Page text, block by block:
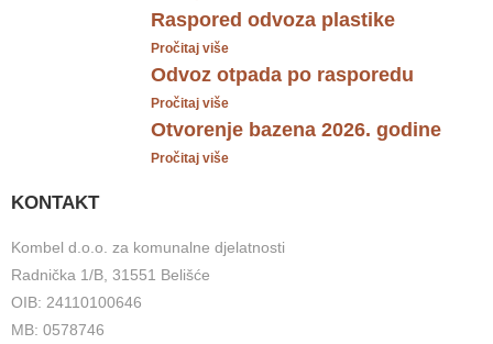
Raspored odvoza plastike
Pročitaj više
Odvoz otpada po rasporedu
Pročitaj više
Otvorenje bazena 2026. godine
Pročitaj više
KONTAKT
Kombel d.o.o. za komunalne djelatnosti
Radnička 1/B, 31551 Belišće
OIB: 24110100646
MB: 0578746